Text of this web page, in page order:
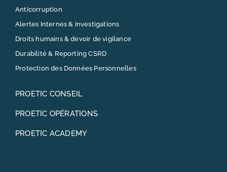
Anticorruption
Alertes Internes & Investigations
Droits humains & devoir de vigilance
Durabilité & Reporting CSRD
Protection des Données Personnelles
PROETIC CONSEIL
PROETIC OPÉRATIONS
PROETIC ACADEMY